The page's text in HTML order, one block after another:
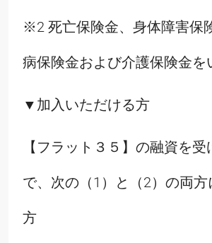
※2 死亡保険金、身体障害保
病保険金および介護保険金を
▼加入いただける方
【フラット３５】の融資を
で、次の（1）と（2）の両方
方